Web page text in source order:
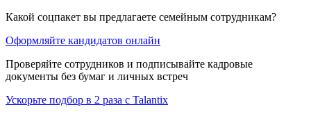
Какой соцпакет вы предлагаете семейным сотрудникам?
Оформляйте кандидатов онлайн
Проверяйте сотрудников и подписывайте кадровые
документы без бумаг и личных встреч
Ускорьте подбор в 2 раза с Talantix